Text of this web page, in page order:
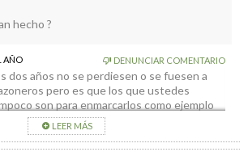
hecho ?
AÑO DENUNCIAR COMENTARIO
dos años no se perdiesen o se fuesen a
pero es que los que ustedes
son para enmarcarlos como ejemplo
lo público.
la CoCa, ni los gavitos , ni los de la rosa
hablar de buena gestión. En todo caso de
LEER MÁS